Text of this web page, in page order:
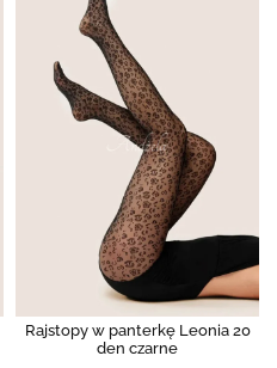
Rajstopy w panterkę Leonia 20
den czarne